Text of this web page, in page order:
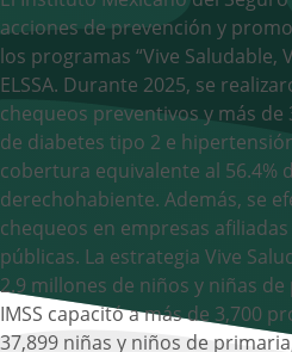
acciones de prevención y
los programas “Vive Saludable,
ELSSA. Durante 2025, se
chequeos preventivos y más
de diabetes tipo 2 e
cobertura equivalente al 56.4%
derechohabiente. Además, se
chequeos en empresas
públicas. La estrategia Vive
2.9 millones de niños y niñas
IMSS capacitó a más de 3,700
37,899 niñas y niños de